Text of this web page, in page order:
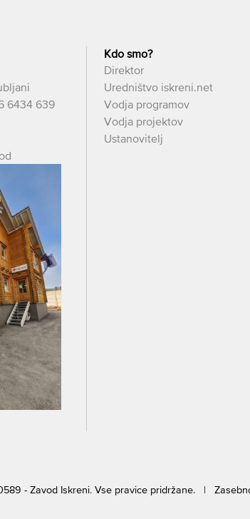
6434 639
Kdo smo?
Direktor
Uredništvo iskreni.net
Vodja programov
Vodja projektov
Ustanovitelj
- Zavod Iskreni. Vse pravice pridržane. |